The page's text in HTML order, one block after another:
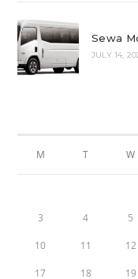
Sewa
JULY 14,
M T W
3 4 5
10 11 12
17 18 19